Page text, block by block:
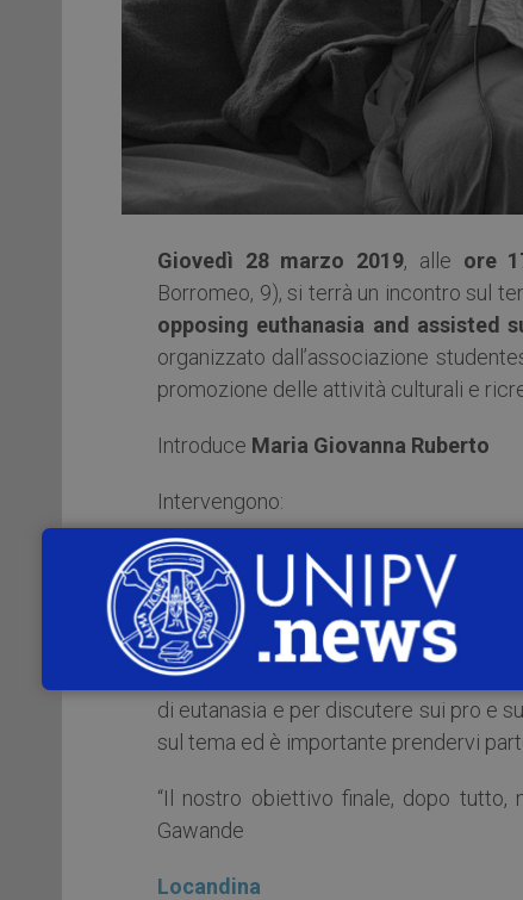
Giovedì 28 marzo 2019, alle ore
Borromeo, 9), si terrà un incontro sul
opposing euthanasia and assisted
organizzato dall’associazione
promozione delle attività culturali e
Introduce Maria Giovanna Ruberto
Intervengono:
Gerrit Kimsma e Evert Van Leeuwen
Radboud University Medical Centre,
Esiste un diritto a morire? Siamo liberi
per morire? Gli esperti di bioetica
di eutanasia e per discutere sui pro e
sul tema ed è importante prendervi
“Il nostro obiettivo finale, dopo tutto,
Gawande
Locandina